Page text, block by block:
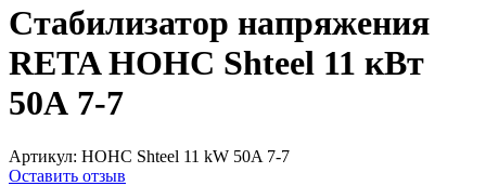
Стабилизатор напряжения
RETA НОНС Shteel 11 кВт
50А 7-7
Артикул: HOHC Shteel 11 kW 50A 7-7
Оставить отзыв